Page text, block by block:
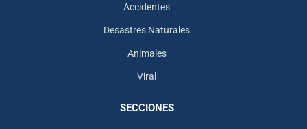
Accidentes
Desastres Naturales
Animales
Viral
SECCIONES